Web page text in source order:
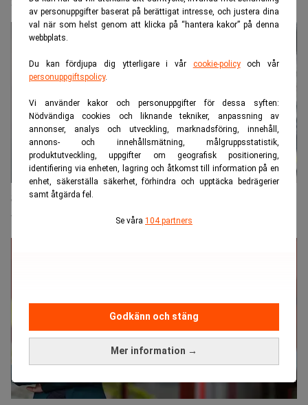
av personuppgifter baserat på berättigat intresse, och justera dina
val när som helst genom att klicka på “hantera kakor” på denna
webbplats.
Du kan fördjupa dig ytterligare i vår cookie-policyoch vår
personuppgiftspolicy.
Vi använder kakor och personuppgifter för dessa syften:
Nödvändiga cookies och liknande tekniker, anpassning av
annonser, analys och utveckling, marknadsföring, innehåll,
annons- och innehållsmätning, målgruppsstatistik,
produktutveckling, uppgifter om geografisk positionering,
identifiering via enheten, lagring och åtkomst till information på en
enhet, säkerställa säkerhet, förhindra och upptäcka bedrägerier
samt åtgärda fel.
Se våra 104 partners
Mer information →
Godkänn och stäng
Söderberg ger nätmäklarnas hållbarhetsutbud
underkänt